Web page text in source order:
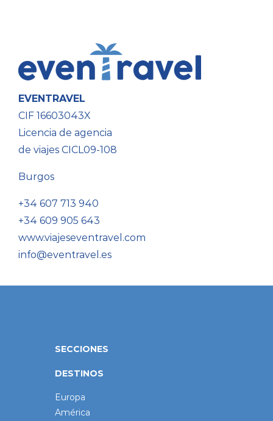
EVENTRAVEL
CIF 16603043X
Licencia de agencia
de viajes CICL09-108
Burgos
+34 607 713 940
+34 609 905 643
www.viajeseventravel.com
info@eventravel.es
SECCIONES
DESTINOS
Europa
América